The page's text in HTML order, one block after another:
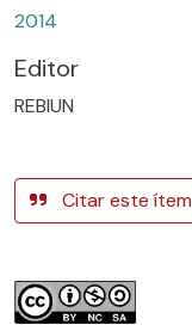
2014
Editor
REBIUN
Citar este ítem